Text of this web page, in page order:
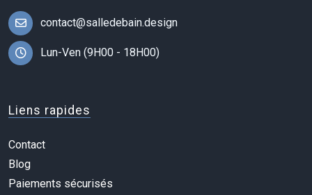
contact@salledebain.design
Lun-Ven (9H00 - 18H00)
Liens rapides
Contact
Blog
Paiements sécurisés